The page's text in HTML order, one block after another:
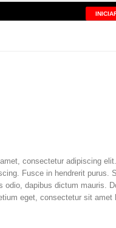
consectetur adipiscing
Fusce in hendrerit purus.
odio, dapibus dictum mauris.
eget, consectetur sit amet